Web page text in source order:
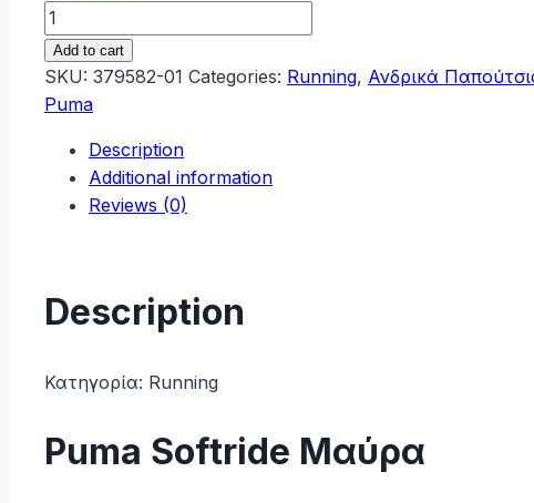
Puma
Softride
Ανδρικά
Αθλητικά
Running
Μαύρα
379582-
Add to cart
SKU: 379582-01 Categories: Running, Ανδρικά
Puma
Description
Additional information
Reviews (0)
Description
Κατηγορία: Running
Puma Softride Μαύρα